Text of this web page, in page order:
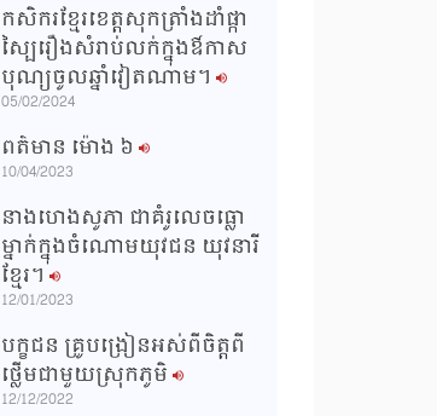
T
i
កសិករខ្មែរខេត្តសុកត្រាំងដាំផ្កា
ស្បៃរឿងសំរាប់លក់ក្នុងឳកាស
បុណ្យចូលឆ្នាំវៀតណាម។
05/02/2024
ពត៌មាន ម៉ោង​ ៦
10/04/2023
នាងហេងសូភា ជាគំរូលេចធ្លោ
ម្នាក់ក្នុងចំណោមយុវជន យុវនារី
ខ្មែរ។
12/01/2023
បក្ខជន គ្រូបង្រៀនអស់ពីចិត្តពី
ថ្លើមជាមួយស្រុកភូមិ
12/12/2022